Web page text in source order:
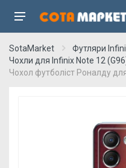
SotaMarket
Футляри
Чохли для Infinix Note 12
Чохол футболіст Роналду